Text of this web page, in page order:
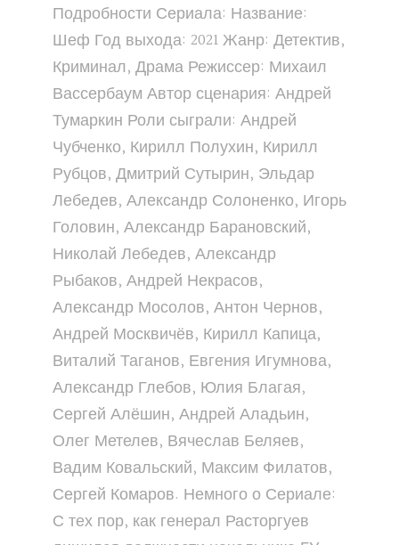
Подробности Сериала: Название:
Шеф Год выхода: 2021 Жанр: Детектив,
Криминал, Драма Режиссер: Михаил
Вассербаум Автор сценария: Андрей
Тумаркин Роли сыграли: Андрей
Чубченко, Кирилл Полухин, Кирилл
Рубцов, Дмитрий Сутырин, Эльдар
Лебедев, Александр Солоненко, Игорь
Головин, Александр Барановский,
Николай Лебедев, Александр
Рыбаков, Андрей Некрасов,
Александр Мосолов, Антон Чернов,
Андрей Москвичёв, Кирилл Капица,
Виталий Таганов, Евгения Игумнова,
Александр Глебов, Юлия Благая,
Сергей Алёшин, Андрей Аладьин,
Олег Метелев, Вячеслав Беляев,
Вадим Ковальский, Максим Филатов,
Сергей Комаров. Немного о Сериале:
С тех пор, как генерал Расторгуев